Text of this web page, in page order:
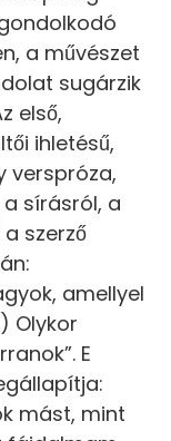
a művészet
sugárzik
első,
ihletésű,
verspróza,
sírásról, a
szerző
amellyel
Olykor
E
mást, mint